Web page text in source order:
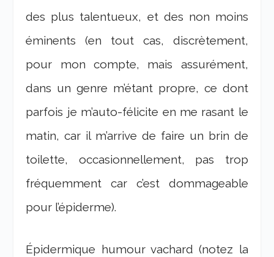
des plus talentueux, et des non moins
éminents (en tout cas, discrètement,
pour mon compte, mais assurément,
dans un genre m’étant propre, ce dont
parfois je m’auto-félicite en me rasant le
matin, car il m’arrive de faire un brin de
toilette, occasionnellement, pas trop
fréquemment car c’est dommageable
pour l’épiderme).
Épidermique humour vachard (notez la